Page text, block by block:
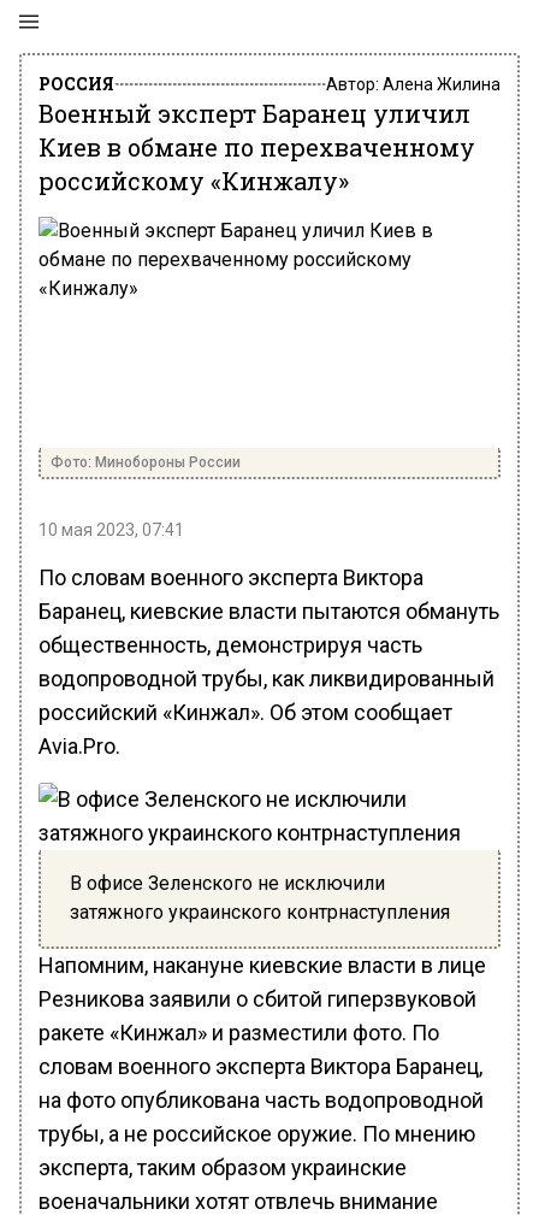
РОССИЯ Автор: Алена Жилина
Военный эксперт Баранец уличил
Киев в обмане по перехваченному
российскому «Кинжалу»
Фото: Минобороны России
10 мая 2023, 07:41
По словам военного эксперта Виктора
Баранец, киевские власти пытаются обмануть
общественность, демонстрируя часть
водопроводной трубы, как ликвидированный
российский «Кинжал». Об этом сообщает
Avia.Pro.
В офисе Зеленского не исключили
затяжного украинского контрнаступления
Напомним, накануне киевские власти в лице
Резникова заявили о сбитой гиперзвуковой
ракете «Кинжал» и разместили фото. По
словам военного эксперта Виктора Баранец,
на фото опубликована часть водопроводной
трубы, а не российское оружие. По мнению
эксперта, таким образом украинские
военачальники хотят отвлечь внимание